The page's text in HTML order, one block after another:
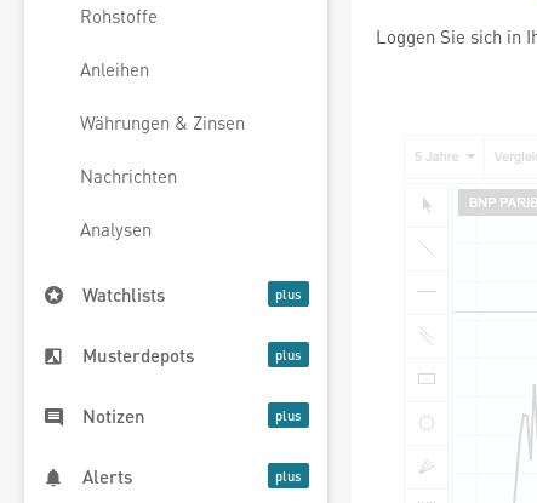
Rohstoffe
Anleihen
Währungen & Zinsen
Nachrichten
Analysen
Watchlists
Musterdepots
Notizen
Alerts
Loggen Sie sich in